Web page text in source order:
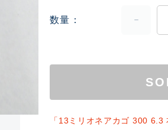
数量
「13ミリオネアカゴ 300 6.3